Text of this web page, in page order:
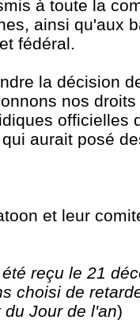
à toute la
ainsi qu'aux
fédéral.
la décision
nos
officielles
aurait posé
et leur
reçu le 21
choisi de
Jour de l'an)